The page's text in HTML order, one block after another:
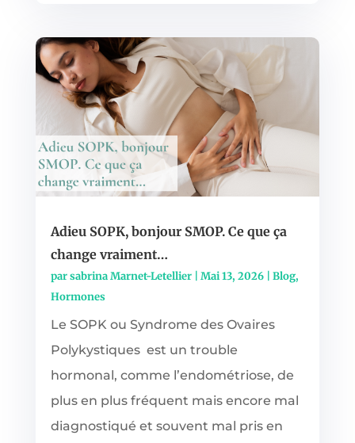
Adieu SOPK, bonjour SMOP. Ce que ça
change vraiment…
parsabrina Marnet-Letellier| Mai 13, 2026| Blog,
Hormones
Le SOPK ou Syndrome des Ovaires
Polykystiques est un trouble
hormonal, comme l’endométriose, de
plus en plus fréquent mais encore mal
diagnostiqué et souvent mal pris en